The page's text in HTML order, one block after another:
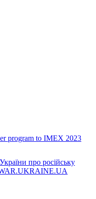
program to IMEX 2023
про російську
WAR.UKRAINE.UA